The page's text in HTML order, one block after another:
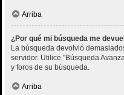
Arriba
¿Por qué mi búsqueda me
La búsqueda devolvió
servidor. Utilice "Búsqueda
y foros de su búsqueda.
Arriba